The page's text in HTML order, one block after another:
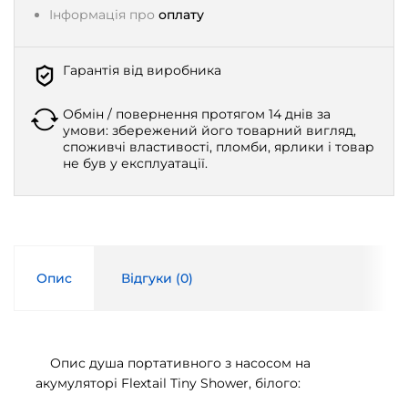
Інформація про оплату
Гарантія від виробника
Обмін / повернення протягом 14 днів за
умови: збережений його товарний вигляд,
споживчі властивості, пломби, ярлики і товар
не був у експлуатації.
Опис Відгуки (0)
Опис душа портативного з насосом на
акумуляторі Flextail Tiny Shower, білого: